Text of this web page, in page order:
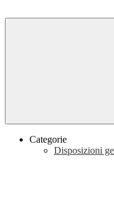
Categorie
Disposizioni